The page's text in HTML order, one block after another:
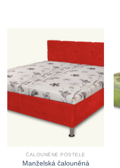
ČALOUNĚNÉ POSTELE
Manželská čalouněná